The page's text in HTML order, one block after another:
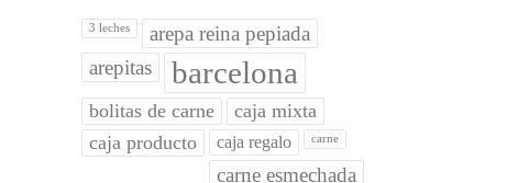
3 leches
arepa reina pepiada
arepitas
barcelona
bolitas de carne
caja mixta
caja producto
caja regalo carne
carne esmechada